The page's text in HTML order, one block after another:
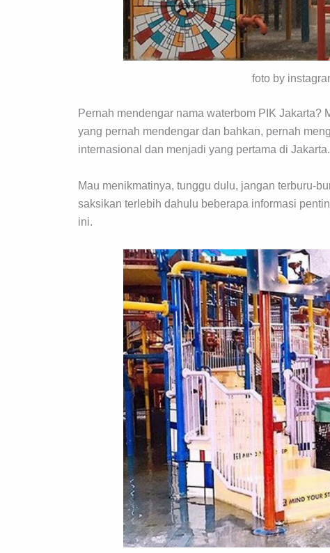
foto by
Pernah mendengar nama waterbom PIK
yang pernah mendengar dan bahkan, pernah
internasional dan menjadi yang pertama di Jakarta.
Mau menikmatinya, tunggu dulu, jangan terburu-
saksikan terlebih dahulu beberapa informasi
ini.